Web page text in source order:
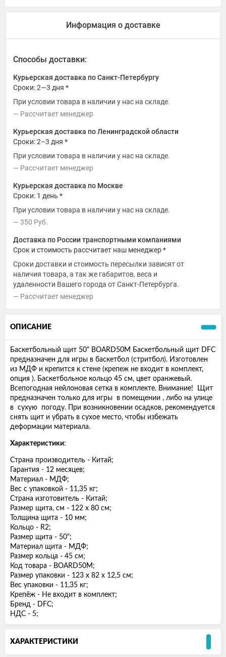
Информация о доставке
Способы доставки:
Курьерская доставка по Санкт-Петербургу
Сроки: 2—3 дня *
При условии товара в наличии у нас на складе.
Рассчитает менеджер
Курьерская доставка по Ленинградской области
Сроки: 2–3 дня *
При условии товара в наличии у нас на складе.
Рассчитает менеджер
Курьерская доставка по Москве
Сроки: 1 день *
При условии товара в наличии у нас на складе.
350 Руб.
Доставка по России транспортными компаниями
Срок и стоимость рассчитает наш менеджер *
Сроки доставки и стоимость пересылки зависят от
наличия товара, а так же габаритов, веса и
удаленности Вашего города от Санкт-Петербурга.
Рассчитает менеджер
ОПИСАНИЕ
Баскетбольный щит 50" BOARD50M Баскетбольный щит DFC
предназначен для игры в баскетбол (стритбол). Изготовлен
из МДФ и крепится к стене (крепеж не входит в комплект,
опция ). Баскетбольное кольцо 45 см, цвет оранжевый.
Всепогодная нейлоновая сетка в комплекте. Внимание! Щит
предназначен только для игры в помещении , либо на улице
в сухую погоду. При возникновении осадков, рекомендуется
снять щит и убрать в сухое место, чтобы избежать
деформации материала.
Характеристики:
Страна производитель - Китай;
Гарантия - 12 месяцев;
Материал - МДФ;
Вес с упаковкой - 11,35 кг;
Страна изготовитель - Китай;
Размер щита, см - 122 х 80 см;
Толщина щита - 10 мм;
Кольцо - R2;
Размер щита - 50";
Материал щита - МДФ;
Размер кольца - 45 см;
Код товара - BOARD50M;
Размер упаковки - 123 х 82 х 12,5 см;
Вес упаковки - 11,35 кг;
Крепёж - Не входит в комплект;
Бренд - DFC;
НДС - 5;
ХАРАКТЕРИСТИКИ